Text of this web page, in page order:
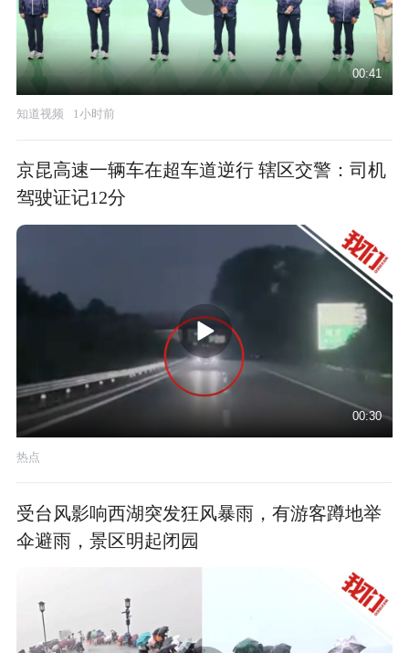
00:41
知道视频 1小时前
京昆高速一辆车在超车道逆行 辖区交警：司机
驾驶证记12分
00:30
热点
受台风影响西湖突发狂风暴雨，有游客蹲地举
伞避雨，景区明起闭园